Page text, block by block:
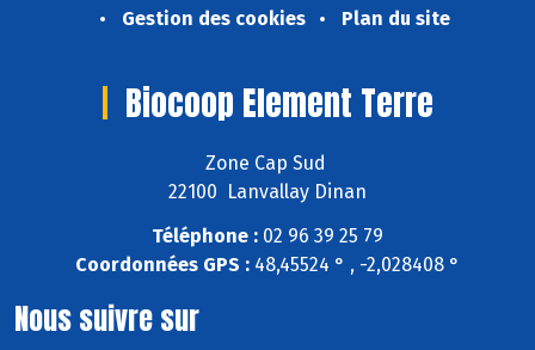
Gestion des cookies
Plan du site
Biocoop Element Terre
Zone Cap Sud
22100 Lanvallay Dinan
Téléphone : 02 96 39 25 79
Coordonnées GPS : 48,45524 ° , -2,028408 °
Nous suivre sur